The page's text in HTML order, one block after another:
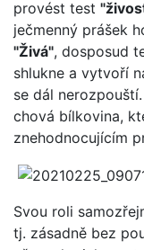
provést test "
ječmenný prášek
"Živá", dosposud
shlukne a vytvoří
se dál
chová bílkovina,
znehodnocujícím
Svou roli
tj. zásadně bez